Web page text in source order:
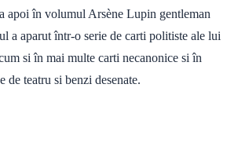
apoi în volumul Arsène Lupin gentleman
a aparut într-o serie de carti politiste ale lui
si în mai multe carti necanonice si în
de teatru si benzi desenate.